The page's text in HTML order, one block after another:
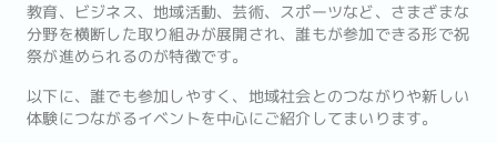
教育、ビジネス、地域活動、芸術、スポーツなど、さまざまな
分野を横断した取り組みが展開され、誰もが参加できる形で祝
祭が進められるのが特徴です。
以下に、誰でも参加しやすく、地域社会とのつながりや新しい
体験につながるイベントを中心にご紹介してまいります。